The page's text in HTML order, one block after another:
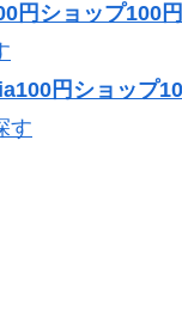
円ショップ100
円ショップ
す